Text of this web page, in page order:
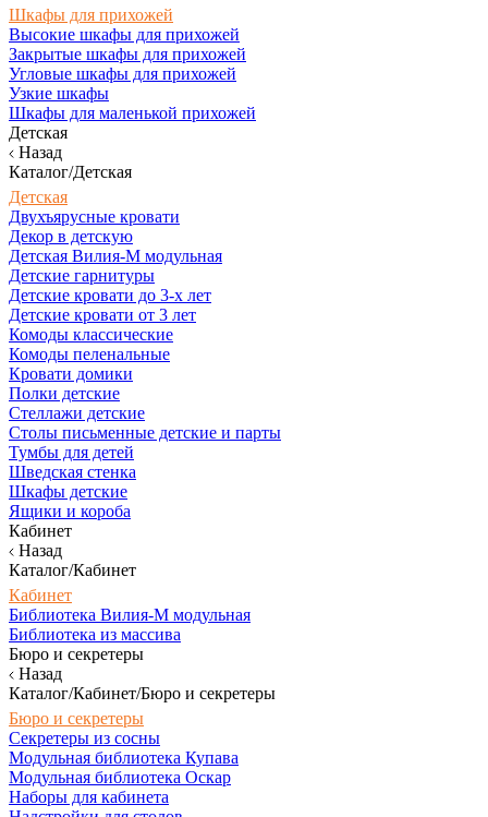
Шкафы для прихожей
Высокие шкафы для прихожей
Закрытые шкафы для прихожей
Угловые шкафы для прихожей
Узкие шкафы
Шкафы для маленькой прихожей
Детская
Назад
Каталог/Детская
Детская
Двухъярусные кровати
Декор в детскую
Детская Вилия-М модульная
Детские гарнитуры
Детские кровати до 3-х лет
Детские кровати от 3 лет
Комоды классические
Комоды пеленальные
Кровати домики
Полки детские
Стеллажи детские
Столы письменные детские и парты
Тумбы для детей
Шведская стенка
Шкафы детские
Ящики и короба
Кабинет
Назад
Каталог/Кабинет
Кабинет
Библиотека Вилия-М модульная
Библиотека из массива
Бюро и секретеры
Назад
Каталог/Кабинет/Бюро и секретеры
Бюро и секретеры
Секретеры из сосны
Модульная библиотека Купава
Модульная библиотека Оскар
Наборы для кабинета